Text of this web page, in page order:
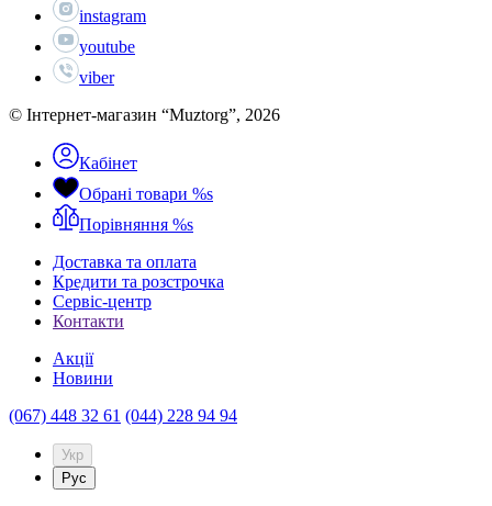
instagram
youtube
viber
© Інтернет-магазин “Muztorg”, 2026
Кабінет
Обрані товари %s
Порівняння %s
Доставка та оплата
Кредити та розстрочка
Сервіc-центр
Контакти
Акції
Новини
(067) 448 32 61 (044) 228 94 94
Укр
Рус